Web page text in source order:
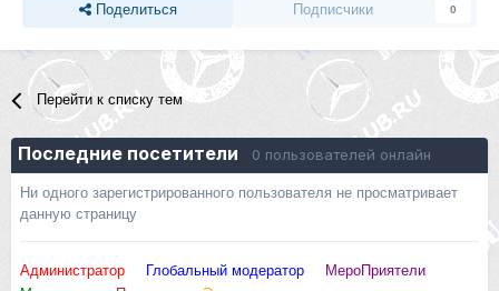
Поделиться Подписчики 0
Перейти к списку тем
Последние посетители 0 пользователей онлайн
Ни одного зарегистрированного пользователя не просматривает
данную страницу
Администратор Глобальный модератор
МероПриятели